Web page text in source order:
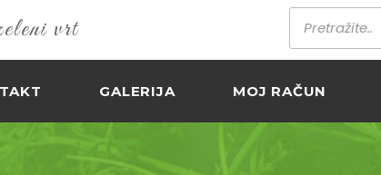
vrt
GALERIJA MOJ RAČUN